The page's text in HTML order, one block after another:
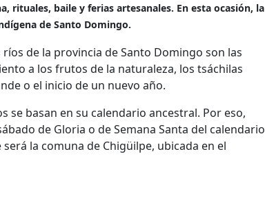
rituales, baile y ferias artesanales. En esta ocasión, la
de Santo Domingo.
de la provincia de Santo Domingo son las
a los frutos de la naturaleza, los tsáchilas
o el inicio de un nuevo año.
se basan en su calendario ancestral. Por eso,
de Gloria o de Semana Santa del calendario
la comuna de Chigüilpe, ubicada en el